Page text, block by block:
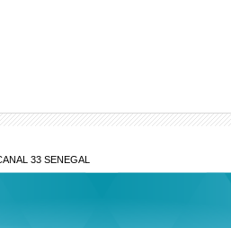
33 SENEGAL